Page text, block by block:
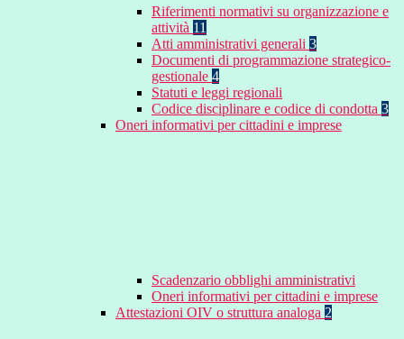
Riferimenti normativi su organizzazione e
attività 11
Atti amministrativi generali 3
Documenti di programmazione strategico-
gestionale 4
Statuti e leggi regionali
Codice disciplinare e codice di condotta 3
Oneri informativi per cittadini e imprese
Scadenzario obblighi amministrativi
Oneri informativi per cittadini e imprese
Attestazioni OIV o struttura analoga 2